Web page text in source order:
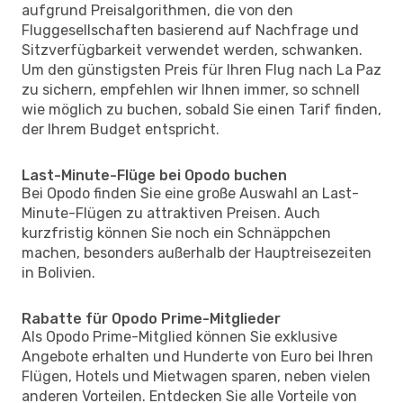
aufgrund Preisalgorithmen, die von den
Fluggesellschaften basierend auf Nachfrage und
Sitzverfügbarkeit verwendet werden, schwanken.
Um den günstigsten Preis für Ihren Flug nach La Paz
zu sichern, empfehlen wir Ihnen immer, so schnell
wie möglich zu buchen, sobald Sie einen Tarif finden,
der Ihrem Budget entspricht.
Last-Minute-Flüge bei Opodo buchen
Bei Opodo finden Sie eine große Auswahl an Last-
Minute-Flügen zu attraktiven Preisen. Auch
kurzfristig können Sie noch ein Schnäppchen
machen, besonders außerhalb der Hauptreisezeiten
in Bolivien.
Rabatte für Opodo Prime-Mitglieder
Als Opodo Prime-Mitglied können Sie exklusive
Angebote erhalten und Hunderte von Euro bei Ihren
Flügen, Hotels und Mietwagen sparen, neben vielen
anderen Vorteilen. Entdecken Sie alle Vorteile von